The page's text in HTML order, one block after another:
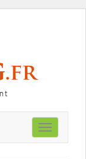
Toggle
navigation